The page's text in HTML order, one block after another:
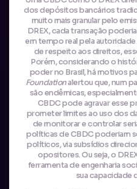
dos depósitos bancários
muito mais granular pelo
DREX, cada transação
em tempo real pela
de respeito aos direitos,
Porém, considerando o
poder no Brasil, há motivos
Foundationalertou que, num
são endêmicas,
CBDC pode agravar esse
prometer limites ao uso dos
de monitorar e controlar
políticas de CBDC poderiam
políticos, via subsídios
opositores. Ou seja, o
ferramenta de engenharia
sua capacidade